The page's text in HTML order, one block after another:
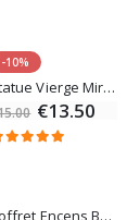
-10%
Statue Vierge Miraculeuse Lumineuse
€13.50
Coffret Encens Benjoin + Charbon + Brûle-encens